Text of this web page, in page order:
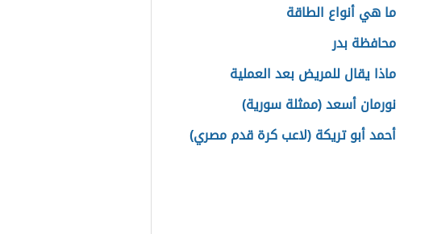
ما هي أنواع الطاقة
محافظة بدر
ماذا يقال للمريض بعد العملية
نورمان أسعد (ممثلة سورية)
أحمد أبو تريكة (لاعب كرة قدم مصري)